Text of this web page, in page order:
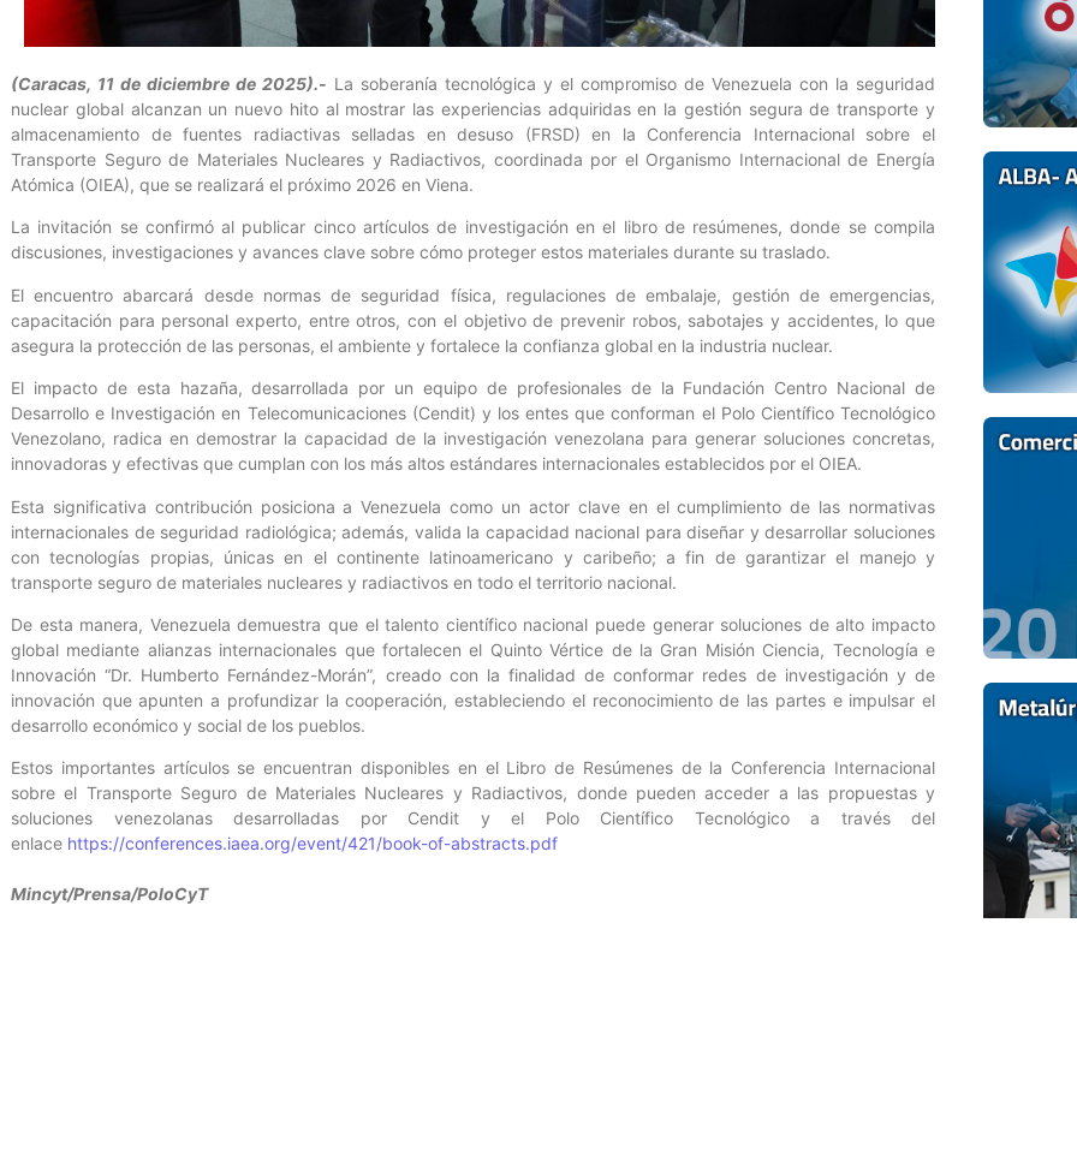
(Caracas, 11 de diciembre de 2025).- La soberanía tecnológica y el compromiso de Venezuela con la seguridad
nuclear global alcanzan un nuevo hito al mostrar las experiencias adquiridas en la gestión segura de transporte y
almacenamiento de fuentes radiactivas selladas en desuso (FRSD) en la Conferencia Internacional sobre el
Transporte Seguro de Materiales Nucleares y Radiactivos, coordinada por el Organismo Internacional de Energía
Atómica (OIEA), que se realizará el próximo 2026 en Viena.
La invitación se confirmó al publicar cinco artículos de investigación en el libro de resúmenes, donde se compila
discusiones, investigaciones y avances clave sobre cómo proteger estos materiales durante su traslado.
El encuentro abarcará desde normas de seguridad física, regulaciones de embalaje, gestión de emergencias,
capacitación para personal experto, entre otros, con el objetivo de prevenir robos, sabotajes y accidentes, lo que
asegura la protección de las personas, el ambiente y fortalece la confianza global en la industria nuclear.
El impacto de esta hazaña, desarrollada por un equipo de profesionales de la Fundación Centro Nacional de
Desarrollo e Investigación en Telecomunicaciones (Cendit) y los entes que conforman el Polo Científico Tecnológico
Venezolano, radica en demostrar la capacidad de la investigación venezolana para generar soluciones concretas,
innovadoras y efectivas que cumplan con los más altos estándares internacionales establecidos por el OIEA.
Esta significativa contribución posiciona a Venezuela como un actor clave en el cumplimiento de las normativas
internacionales de seguridad radiológica; además, valida la capacidad nacional para diseñar y desarrollar soluciones
con tecnologías propias, únicas en el continente latinoamericano y caribeño; a fin de garantizar el manejo y
transporte seguro de materiales nucleares y radiactivos en todo el territorio nacional.
De esta manera, Venezuela demuestra que el talento científico nacional puede generar soluciones de alto impacto
global mediante alianzas internacionales que fortalecen el Quinto Vértice de la Gran Misión Ciencia, Tecnología e
Innovación “Dr. Humberto Fernández-Morán”, creado con la finalidad de conformar redes de investigación y de
innovación que apunten a profundizar la cooperación, estableciendo el reconocimiento de las partes e impulsar el
desarrollo económico y social de los pueblos.
Estos importantes artículos se encuentran disponibles en el Libro de Resúmenes de la Conferencia Internacional
sobre el Transporte Seguro de Materiales Nucleares y Radiactivos, donde pueden acceder a las propuestas y
soluciones venezolanas desarrolladas por Cendit y el Polo Científico Tecnológico a través del
enlace https://conferences.iaea.org/event/421/book-of-abstracts.pdf
Mincyt/Prensa/PoloCyT